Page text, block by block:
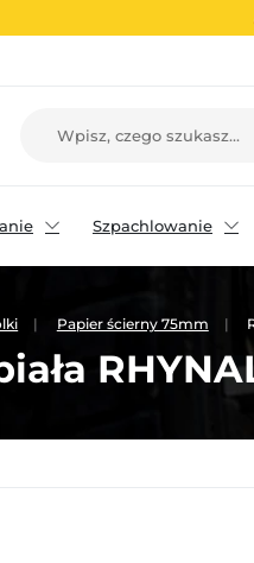
Szpachlowanie
Papier ścierny 75mm